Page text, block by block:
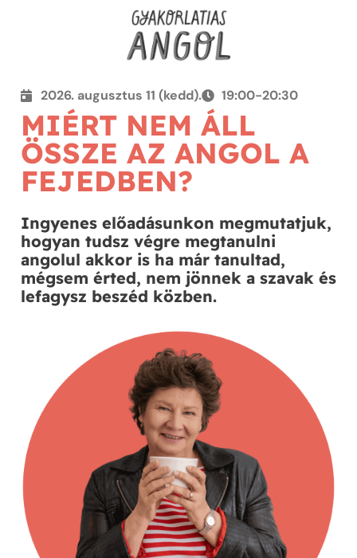
2026. augusztus 11 (kedd). 19:00-20:30
MIÉRT NEM ÁLL
ÖSSZE AZ ANGOL A
FEJEDBEN?
Ingyenes előadásunkon megmutatjuk,
hogyan tudsz végre megtanulni
angolul akkor is ha már tanultad,
mégsem érted, nem jönnek a szavak és
lefagysz beszéd közben.